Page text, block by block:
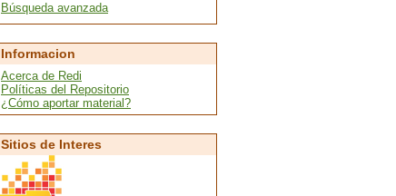
Búsqueda avanzada
Informacion
Acerca de Redi
Políticas del Repositorio
¿Cómo aportar material?
Sitios de Interes